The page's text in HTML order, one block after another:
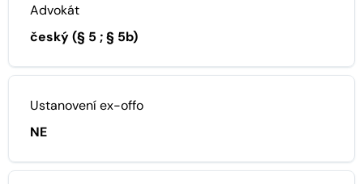
Advokát
český (§ 5 ; § 5b)
Ustanovení ex-offo
NE